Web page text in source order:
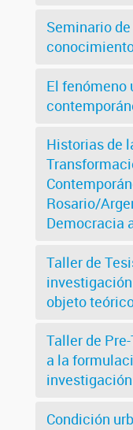
Seminario
El fenómeno
Historias de
Rosario/
Democracia
Taller de
objeto
Taller de
a la
investigación
Condición